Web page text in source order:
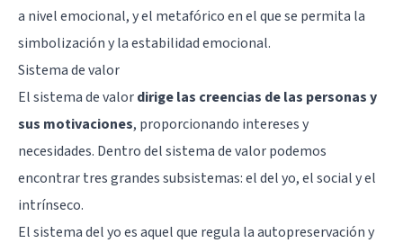
a nivel emocional, y el metafórico en el que se permita la
simbolización y la estabilidad emocional.
Sistema de valor
El sistema de valordirige las creencias de las personas y
sus motivaciones, proporcionando intereses y
necesidades. Dentro del sistema de valor podemos
encontrar tres grandes subsistemas: el del yo, el social y el
intrínseco.
El sistema del yo es aquel que regula la autopreservación y